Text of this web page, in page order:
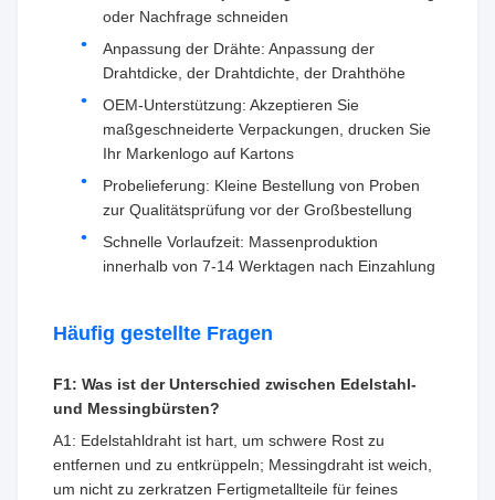
oder Nachfrage schneiden
Anpassung der Drähte: Anpassung der
Drahtdicke, der Drahtdichte, der Drahthöhe
OEM-Unterstützung: Akzeptieren Sie
maßgeschneiderte Verpackungen, drucken Sie
Ihr Markenlogo auf Kartons
Probelieferung: Kleine Bestellung von Proben
zur Qualitätsprüfung vor der Großbestellung
Schnelle Vorlaufzeit: Massenproduktion
innerhalb von 7-14 Werktagen nach Einzahlung
Häufig gestellte Fragen
F1: Was ist der Unterschied zwischen Edelstahl-
und Messingbürsten?
A1: Edelstahldraht ist hart, um schwere Rost zu
entfernen und zu entkrüppeln; Messingdraht ist weich,
um nicht zu zerkratzen Fertigmetallteile für feines